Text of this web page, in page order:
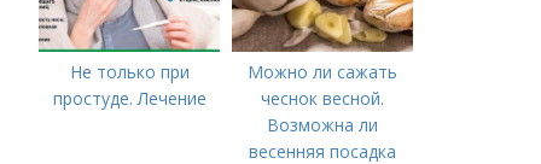
Не только при
простуде. Лечение
Можно ли сажать
чеснок весной.
Возможна ли
весенняя посадка